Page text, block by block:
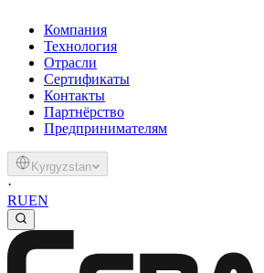
Компания
Технология
Отрасли
Сертификаты
Контакты
Партнёрство
Предпринимателям
Kyrgyzstan
·
RUEN